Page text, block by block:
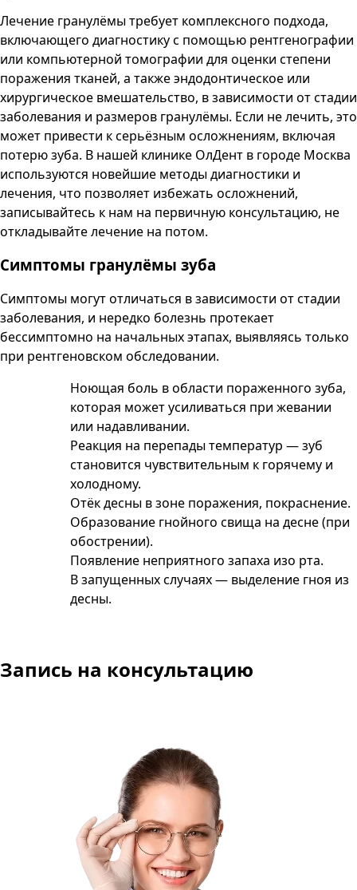
Лечение гранулёмы требует комплексного подхода,
включающего диагностику с помощью рентгенографии
или компьютерной томографии для оценки степени
поражения тканей, а также эндодонтическое или
хирургическое вмешательство, в зависимости от стадии
заболевания и размеров гранулёмы. Если не лечить, это
может привести к серьёзным осложнениям, включая
потерю зуба. В нашей клинике ОлДент в городе Москва
используются новейшие методы диагностики и
лечения, что позволяет избежать осложнений,
записывайтесь к нам на первичную консультацию, не
откладывайте лечение на потом.
Симптомы гранулёмы зуба
Симптомы могут отличаться в зависимости от стадии
заболевания, и нередко болезнь протекает
бессимптомно на начальных этапах, выявляясь только
при рентгеновском обследовании.
Ноющая боль в области пораженного зуба,
которая может усиливаться при жевании
или надавливании.
Реакция на перепады температур — зуб
становится чувствительным к горячему и
холодному.
Отёк десны в зоне поражения, покраснение.
Образование гнойного свища на десне (при
обострении).
Появление неприятного запаха изо рта.
В запущенных случаях — выделение гноя из
десны​.
Запись на консультацию